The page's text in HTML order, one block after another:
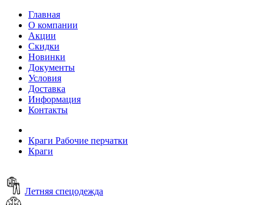
Главная
О компании
Акции
Скидки
Новинки
Документы
Условия
Доставка
Информация
Контакты
Краги Рабочие перчатки
Краги
Летняя спецодежда